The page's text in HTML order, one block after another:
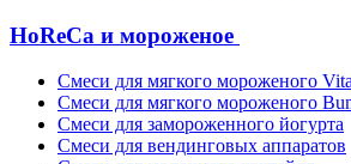
HoReCa и мороженое
Смеси для мягкого мороженого
Смеси для мягкого мороженого
Смеси для замороженного йогурта
Смеси для вендинговых аппаратов